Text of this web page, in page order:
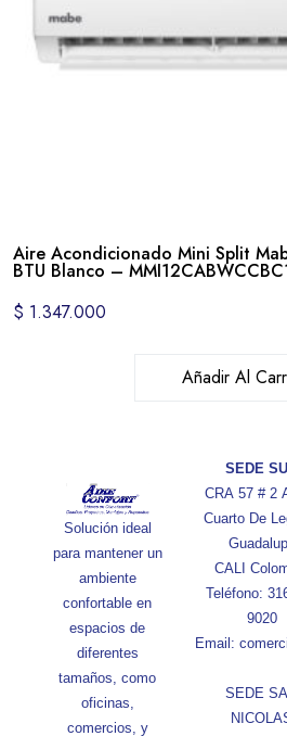
Aire Acondicionado Mini Split
BTU Blanco –
$ 1.347.000
Añadir Al
Solución ideal
para mantener un
ambiente
confortable en
espacios de
diferentes
tamaños, como
oficinas,
comercios, y
SEDE
CRA 57 # 2
Cuarto De
CALI
Teléfono:
9020
Email:
SEDE